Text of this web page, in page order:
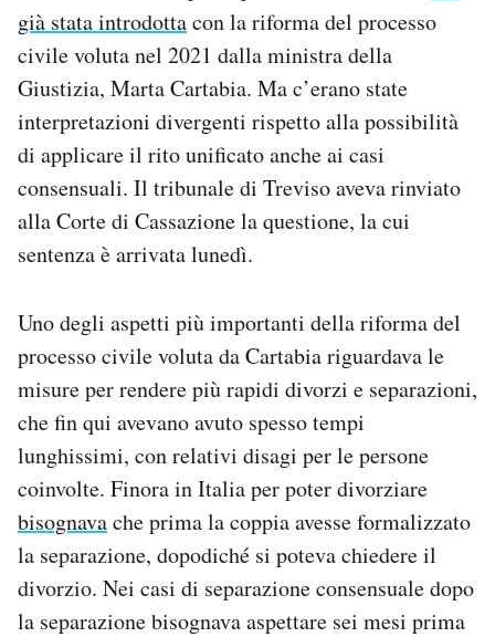
già stata introdottacon la riforma del processo
civile voluta nel 2021 dalla ministra della
Giustizia, Marta Cartabia. Ma c’erano state
interpretazioni divergenti rispetto alla possibilità
di applicare il rito unificato anche ai casi
consensuali. Il tribunale di Treviso aveva rinviato
alla Corte di Cassazione la questione, la cui
sentenza è arrivata lunedì.
Uno degli aspetti più importanti della riforma del
processo civile voluta da Cartabia riguardava le
misure per rendere più rapidi divorzi e separazioni,
che fin qui avevano avuto spesso tempi
lunghissimi, con relativi disagi per le persone
coinvolte. Finora in Italia per poter divorziare
bisognavache prima la coppia avesse formalizzato
la separazione, dopodiché si poteva chiedere il
divorzio. Nei casi di separazione consensuale dopo
la separazione bisognava aspettare sei mesi prima